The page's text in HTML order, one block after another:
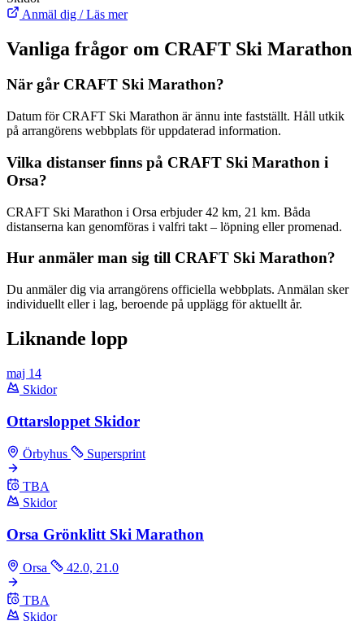
Anmäl dig / Läs mer
Vanliga frågor om CRAFT Ski Marathon
När går CRAFT Ski Marathon?
Datum för CRAFT Ski Marathon är ännu inte fastställt. Håll utkik
på arrangörens webbplats för uppdaterad information.
Vilka distanser finns på CRAFT Ski Marathon i
Orsa?
CRAFT Ski Marathon i Orsa erbjuder 42 km, 21 km. Båda
distanserna kan genomföras i valfri takt – löpning eller promenad.
Hur anmäler man sig till CRAFT Ski Marathon?
Du anmäler dig via arrangörens officiella webbplats. Anmälan sker
individuellt eller i lag, beroende på upplägg för aktuellt år.
Liknande lopp
maj 14
Skidor
Ottarsloppet Skidor
Örbyhus Supersprint
TBA
Skidor
Orsa Grönklitt Ski Marathon
Orsa 42.0, 21.0
TBA
Skidor